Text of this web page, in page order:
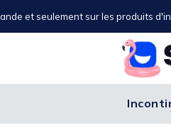
et seulement sur les produits